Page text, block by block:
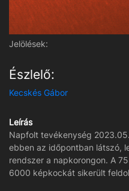
Jelölések:
Észlelő:
Kecskés Gábor
Leírás
Napfolt tevékenység
ebben az időpontban látszó,
rendszer a napkorongon. A
6000 képkockát sikerült